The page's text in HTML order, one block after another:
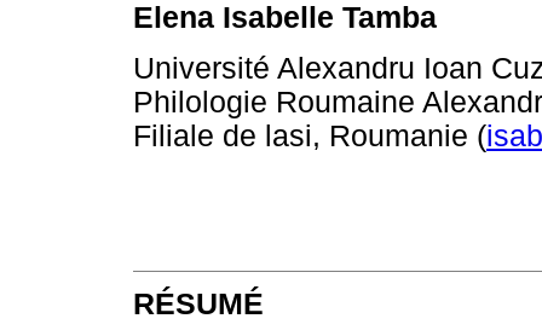
Elena Isabelle Tamba
Université Alexandru Ioan
Philologie Roumaine
Filiale de lasi, Roumanie (
RÉSUMÉ